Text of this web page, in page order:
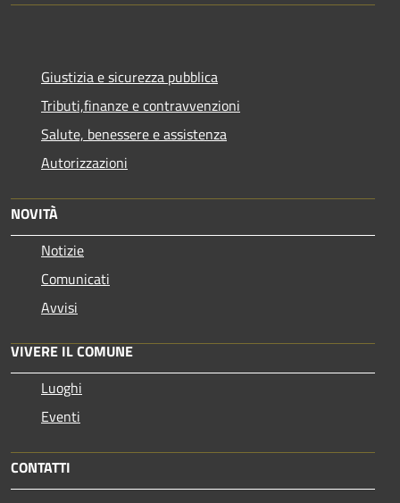
Giustizia e sicurezza pubblica
Tributi,finanze e contravvenzioni
Salute, benessere e assistenza
Autorizzazioni
NOVITÀ
Notizie
Comunicati
Avvisi
VIVERE IL COMUNE
Luoghi
Eventi
CONTATTI